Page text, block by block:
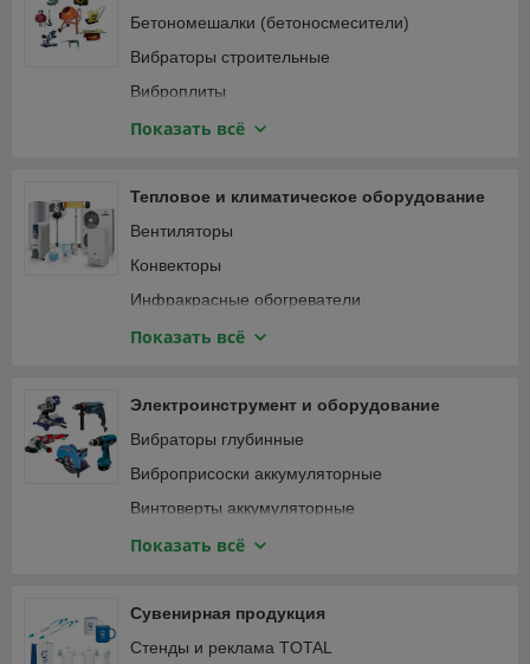
Мусоропровод
Наборы ручного инструмента
Паяльники, оловоотсосы
Пневматический инструмент
Столярно-слесарный инструмент
Бетономешалки (бетоносмесители)
Вибраторы строительные
Виброплиты
Виброрейки
Генераторы и электростанции
Затирочные машины
Компрессоры
Мотобуры и мотодрели
Мотопомпы
Пылесосы строительные
Сварочные аппараты
Станки
Трубогибы, арматурогибы
Швонарезчики
Показать всё
Тепловое и климатическое оборудование
Вентиляторы
Конвекторы
Инфракрасные обогреватели
Кондиционеры
Тепловые пушки
Терморегуляторы (термостаты)
Масляные радиаторы
Показать всё
Электроинструмент и оборудование
Вибраторы глубинные
Виброприсоски аккумуляторные
Винтоверты аккумуляторные
Гаечные ключи и трещотки аккумуляторные
Гвоздезабивные пистолеты, степлеры
Дрели
Показать всё
Сувенирная продукция
Стенды и реклама TOTAL